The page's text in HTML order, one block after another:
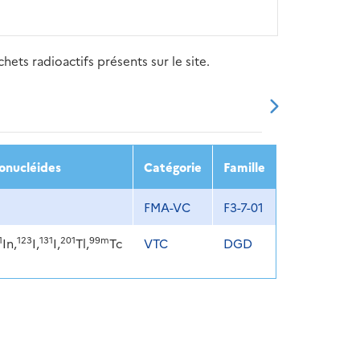
radioactifs présents sur le site.
2021 2022 2023
Catégorie Famille
FMA-VC F3-7-01
In,123I,131I,201Tl,99mTc VTC DGD